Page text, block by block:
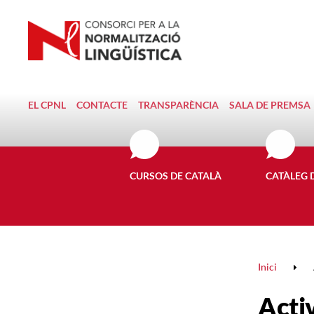
EL CPNL CONTACTE TRANSPARÈNCIA SALA DE PREMSA
CURSOS DE CATALÀ CATÀLEG
Inici